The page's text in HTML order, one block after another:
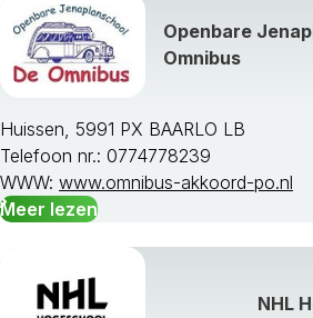
Openbare
Omnibus
Huissen, 5991 PX BAARLO LB
Telefoon nr.: 0774778239
WWW: www.omnibus-akkoord-po.nl
Meer lezen
NHL